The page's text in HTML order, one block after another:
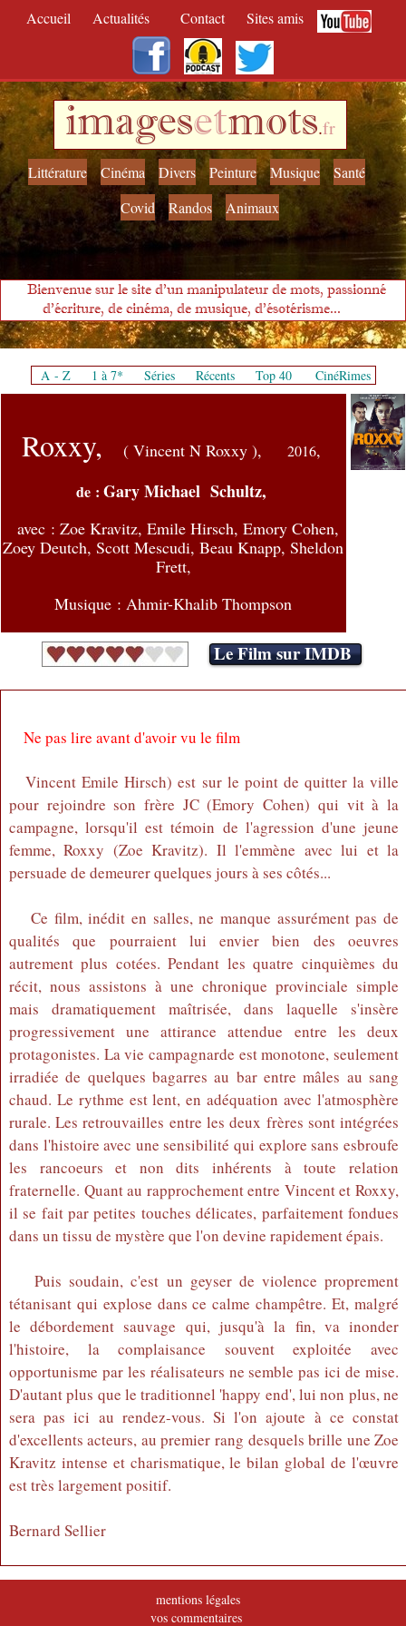
Accueil Actualités Contact Sites amis
imagesetmots.fr
Littérature Cinéma Divers Peinture Musique
Santé
Covid
Randos Animaux
Bienvenue sur le site d'un manipulateur de mots, passionné
d'écriture, de cinéma, de musique, d'ésotérisme...
A - Z 1 à 7* Séries Récents Top 40 CinéRimes
Roxxy, ( Vincent N Roxxy ), 2016,
de : Gary Michael Schultz,
avec :Zoe Kravitz, Emile Hirsch, Emory Cohen,
Zoey Deutch, Scott Mescudi, Beau Knapp, Sheldon
Frett,
Musique : Ahmir-Khalib Thompson
Le Film sur IMDB
Ne pas lire avant d'avoir vu le film
Vincent Emile Hirsch) est sur le point de quitter la ville
pour rejoindre son frère JC (Emory Cohen) qui vit à la
campagne, lorsqu'il est témoin de l'agression d'une jeune
femme, Roxxy (Zoe Kravitz). Il l'emmène avec lui et la
persuade de demeurer quelques jours à ses côtés...
Ce film, inédit en salles, ne manque assurément pas de
qualités que pourraient lui envier bien des oeuvres
autrement plus cotées. Pendant les quatre cinquièmes du
récit, nous assistons à une chronique provinciale simple
mais dramatiquement maîtrisée, dans laquelle s'insère
progressivement une attirance attendue entre les deux
protagonistes. La vie campagnarde est monotone, seulement
irradiée de quelques bagarres au bar entre mâles au sang
chaud. Le rythme est lent, en adéquation avec l'atmosphère
rurale. Les retrouvailles entre les deux frères sont intégrées
dans l'histoire avec une sensibilité qui explore sans esbroufe
les rancoeurs et non dits inhérents à toute relation
fraternelle. Quant au rapprochement entre Vincent et Roxxy,
il se fait par petites touches délicates, parfaitement fondues
dans un tissu de mystère que l'on devine rapidement épais.
Puis soudain, c'est un geyser de violence proprement
tétanisant qui explose dans ce calme champêtre. Et, malgré
le débordement sauvage qui, jusqu'à la fin, va inonder
l'histoire, la complaisance souvent exploitée avec
opportunisme par les réalisateurs ne semble pas ici de mise.
D'autant plus que le traditionnel 'happy end', lui non plus, ne
sera pas ici au rendez-vous. Si l'on ajoute à ce constat
d'excellents acteurs, au premier rang desquels brille une Zoe
Kravitz intense et charismatique, le bilan global de l'œuvre
est très largement positif.
Bernard Sellier
mentions légales
vos commentaires